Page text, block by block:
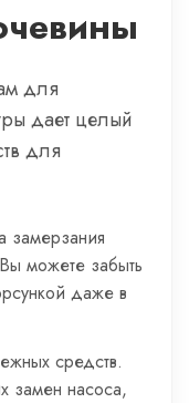
для
дает целый
для
замерзания
можете забыть
даже в
средств.
замен насоса,